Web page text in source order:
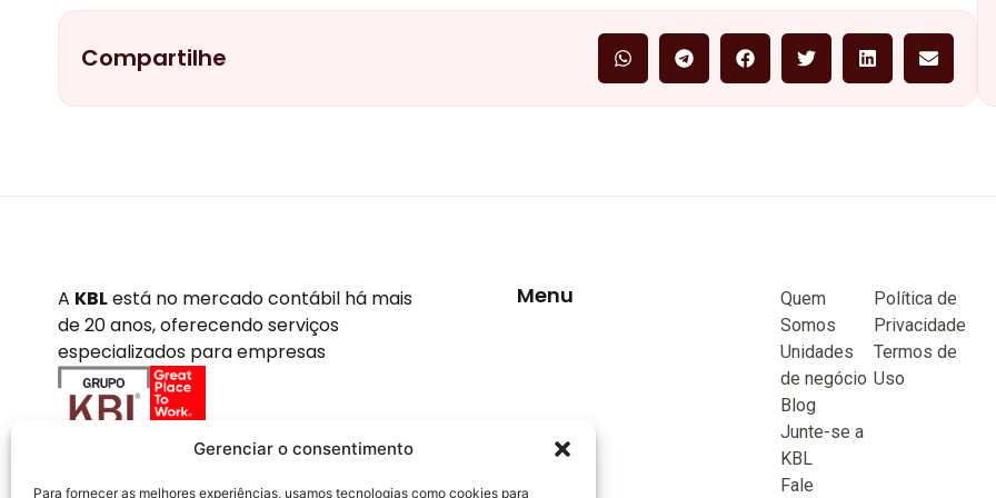
Gerenciar o consentimento
Para fornecer as melhores experiências, usamos tecnologias como cookies para
Compartilhe
A KBLestá no mercado contábil há mais
de 20 anos, oferecendo serviços
especializados para empresas
Menu
Quem
Somos
Unidades
de negócio
Blog
Junte-se a
KBL
Fale
Política de
Privacidade
Termos de
Uso